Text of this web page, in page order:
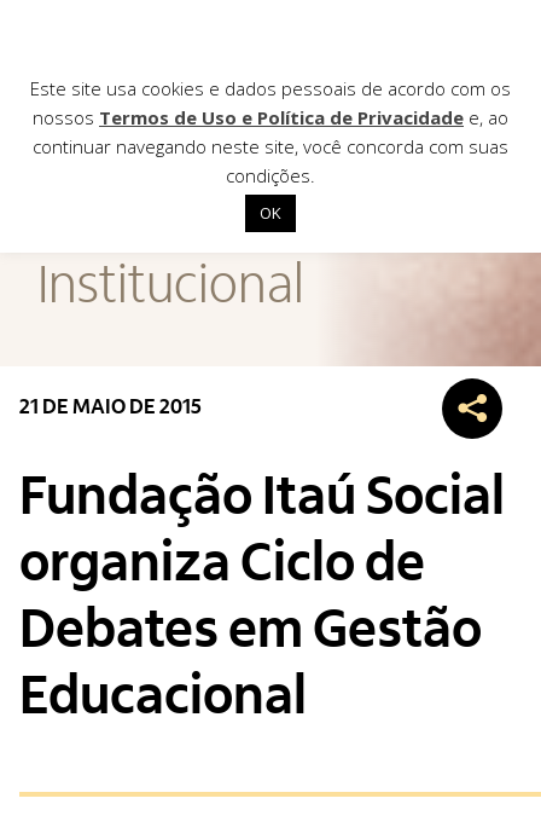
Institucional
Contato
Institucional
21 DE MAIO DE 2015
Fundação Itaú Social
organiza Ciclo de
Debates em Gestão
Educacional
Este site usa cookies e dados pessoais de acordo com os
nossos Termos de Uso e Política de Privacidade e, ao
continuar navegando neste site, você concorda com suas
condições.
OK